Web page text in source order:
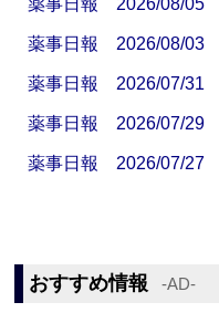
薬事日報 2026/08/05
薬事日報 2026/08/03
薬事日報 2026/07/31
薬事日報 2026/07/29
薬事日報 2026/07/27
おすすめ情報 ‐AD‐